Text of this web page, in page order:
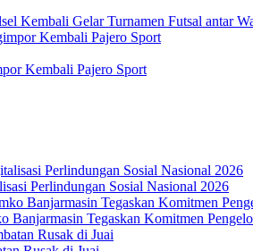
Kembali Gelar Turnamen Futsal antar
Kembali Pajero Sport
Perlindungan Sosial Nasional 2026
Banjarmasin Tegaskan Komitmen